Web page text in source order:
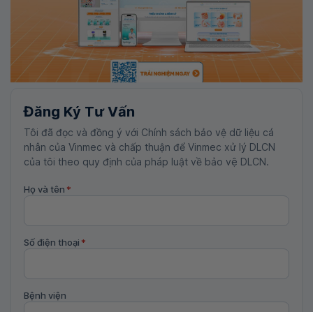
Đăng Ký Tư Vấn
Tôi đã đọc và đồng ý với Chính sách bảo vệ dữ liệu cá
nhân của Vinmec và chấp thuận để Vinmec xử lý DLCN
của tôi theo quy định của pháp luật về bảo vệ DLCN.
Họ và tên *
Số điện thoại *
Bệnh viện